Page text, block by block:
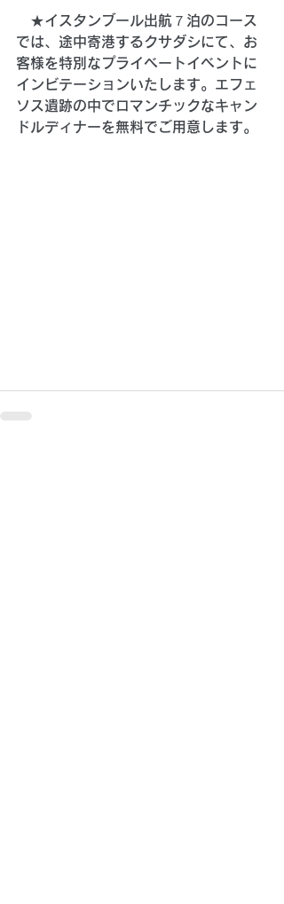
★イスタンブール出航７泊のコース
では、途中寄港するクサダシにて、お
客様を特別なプライベートイベントに
インビテーションいたします。エフェ
ソス遺跡の中でロマンチックなキャン
ドルディナーを無料でご用意します。